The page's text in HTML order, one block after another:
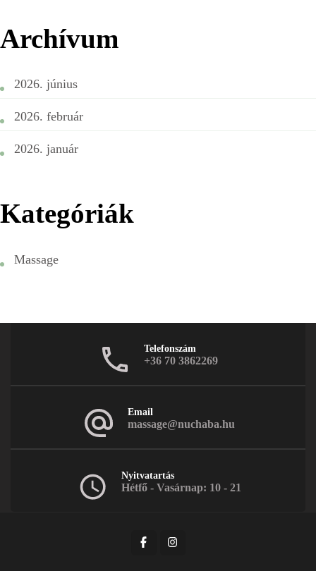
Archívum
2026. június
2026. február
2026. január
Kategóriák
Massage
Telefonszám
+36 70 3862269
Email
massage@nuchaba.hu
Nyitvatartás
Hétfő - Vasárnap: 10 - 21